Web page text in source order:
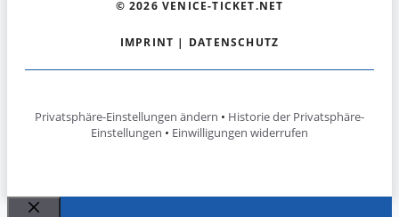
© 2026 VENICE-TICKET.NET
IMPRINT | DATENSCHUTZ
Privatsphäre-Einstellungen ändern • Historie der Privatsphäre-
Einstellungen • Einwilligungen widerrufen